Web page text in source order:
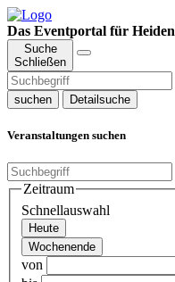
Das Eventportal für
Suche
Schließen
suchen Detailsuche
Veranstaltungen suchen
Zeitraum
Schnellauswahl
Heute
Wochenende
von